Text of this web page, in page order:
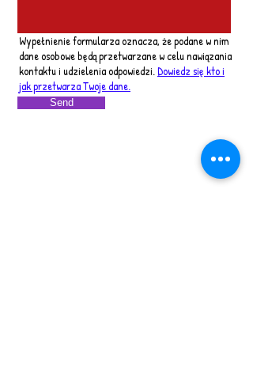
Wypełnienie formularza oznacza, że podane w nim
dane osobowe będą przetwarzane w celu nawiązania
kontaktu i udzielenia odpowiedzi.Dowiedz się kto i
jak przetwarza Twoje dane.
Send